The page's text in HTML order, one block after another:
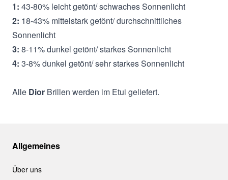
1: 43-80% leicht getönt/ schwaches Sonnenlicht
2: 18-43% mittelstark getönt/ durchschnittliches
Sonnenlicht
3: 8-11% dunkel getönt/ starkes Sonnenlicht
4: 3-8% dunkel getönt/ sehr starkes Sonnenlicht
Alle Dior Brillen werden im Etui geliefert.
Allgemeines
Über uns